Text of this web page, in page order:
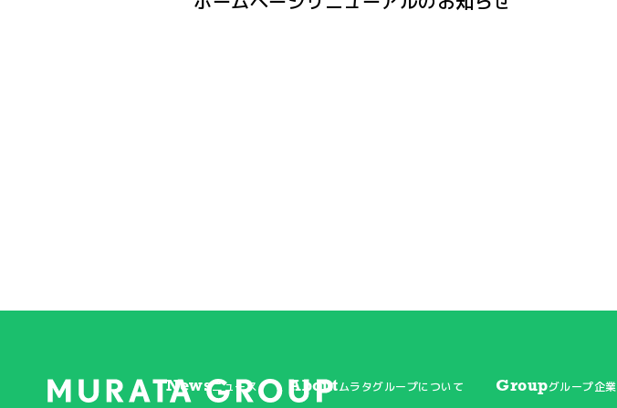
Newsニュース Aboutムラタグループについて Groupグループ企業